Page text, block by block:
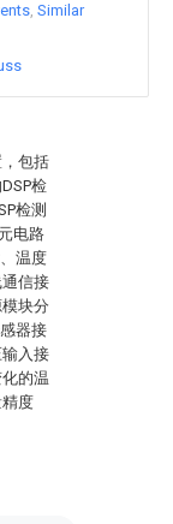
包括
检
检测
电路
温度
信接
块分
器接
入接
的温
度
Similar